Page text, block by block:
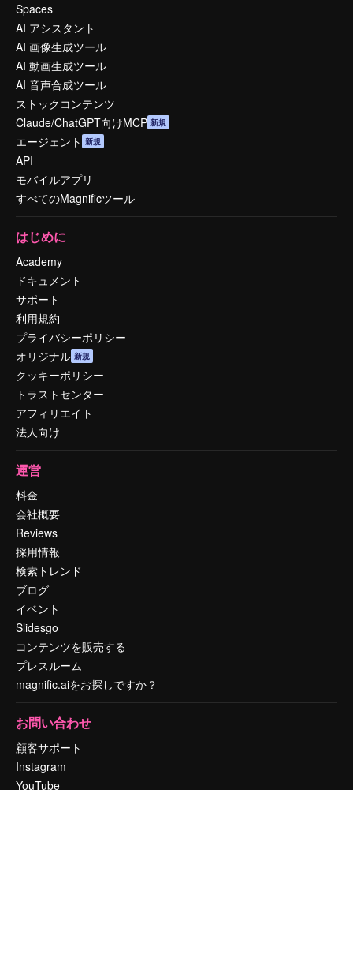
Spaces
AI アシスタント
AI 画像生成ツール
AI 動画生成ツール
AI 音声合成ツール
ストックコンテンツ
Claude/ChatGPT向けMCP 新規
エージェント 新規
API
モバイルアプリ
すべてのMagnificツール
はじめに
Academy
ドキュメント
サポート
利用規約
プライバシーポリシー
オリジナル 新規
クッキーポリシー
トラストセンター
アフィリエイト
法人向け
運営
料金
会社概要
Reviews
採用情報
検索トレンド
ブログ
イベント
Slidesgo
コンテンツを販売する
プレスルーム
magnific.aiをお探しですか？
お問い合わせ
顧客サポート
Instagram
YouTube